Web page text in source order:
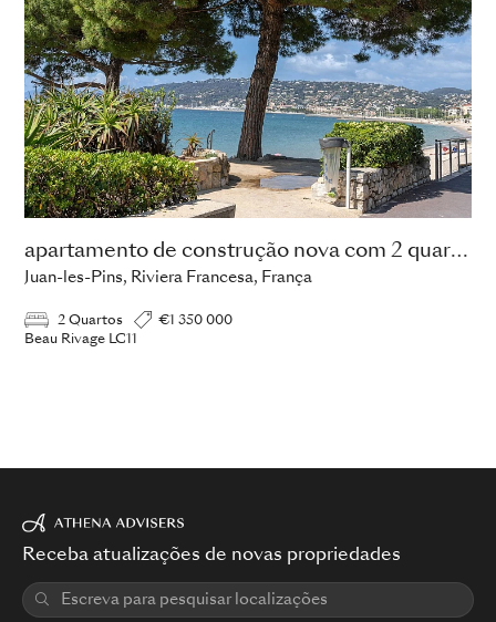
apartamento de construção nova com 2 quartos
Juan-les-Pins, Riviera Francesa, França
2 Quartos
€1 350 000
Beau Rivage LC11
Receba atualizações de novas propriedades